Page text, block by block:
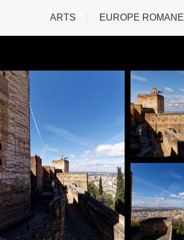
ARTS EUROPE ROMANE